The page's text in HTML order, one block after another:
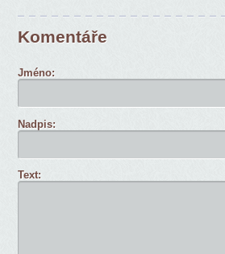
Komentáře
Jméno:
Nadpis:
Text: